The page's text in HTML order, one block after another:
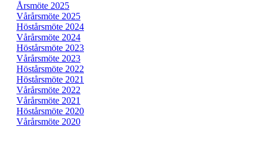
Årsmöte 2025
Vårårsmöte 2025
Höstårsmöte 2024
Vårårsmöte 2024
Höstårsmöte 2023
Vårårsmöte 2023
Höstårsmöte 2022
Höstårsmöte 2021
Vårårsmöte 2022
Vårårsmöte 2021
Höstårsmöte 2020
Vårårsmöte 2020